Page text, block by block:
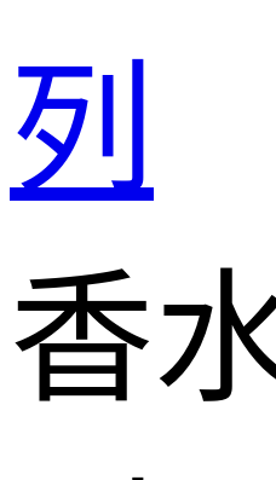
列
香